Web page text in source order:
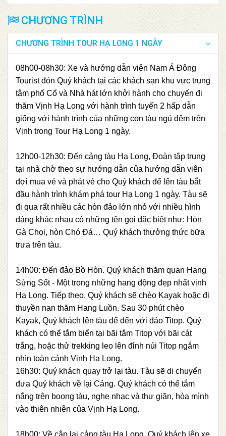
CHƯƠNG TRÌNH
CHƯƠNG TRÌNH TOUR HẠ LONG 1 NGÀY
08h00-08h30: Xe và hướng dẫn viên Nam Á Đông
Tourist đón Quý khách tại các khách sạn khu vực trung
tâm phố Cổ và Nhà hát lớn khởi hành cho chuyến đi
thăm Vịnh Hạ Long với hành trình tuyến 2 hấp dẫn
giống với hành trình của những con tàu ngủ đêm trên
Vịnh trong Tour Hạ Long 1 ngày.
12h00-12h30: Đến cảng tàu Hạ Long, Đoàn tập trung
tại nhà chờ theo sự hướng dẫn của hướng dẫn viên
đợi mua vé và phát vé cho Quý khách để lên tàu bắt
đầu hành trình khám phá tour Hạ Long 1 ngày. Tàu sẽ
đi qua rất nhiều các hòn đảo lớn nhỏ với nhiều hình
dáng khác nhau có những tên gọi đặc biệt như: Hòn
Gà Chọi, hòn Chó Đá… Quý khách thưởng thức bữa
trưa trên tàu.
14h00: Đến đảo Bồ Hòn. Quý khách thăm quan Hang
Sửng Sốt - Một trong những hang động đẹp nhất vịnh
Hạ Long. Tiếp theo, Quý khách sẽ chèo Kayak hoặc đi
thuyền nan thăm Hang Luồn. Sau 30 phút chèo
Kayak, Quý khách lên tàu để đến với đảo Titop. Quý
khách có thể tắm biển tại bãi tắm Titop với bãi cát
trắng, hoặc thử trekking leo lên đỉnh núi Titop ngắm
nhìn toàn cảnh Vịnh Hạ Long.
16h30: Quý khách quay trở lại tàu. Tàu sẽ di chuyển
đưa Quý khách về lại Cảng. Quý khách có thể tắm
nắng trên boong tàu, nghe nhạc và thư giãn, hòa mình
vào thiên nhiên của Vịnh Hạ Long.
18h00: Về cập lại cảng tàu Hạ Long. Quý khách lên xe